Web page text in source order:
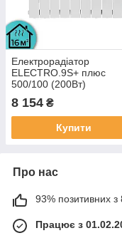
Електрорадіатор
ELECTRO.9S+ плюс
500/100 (200Вт)
настінними
8 154 ₴
Купити
Про нас
93% позитивних з
Працює з